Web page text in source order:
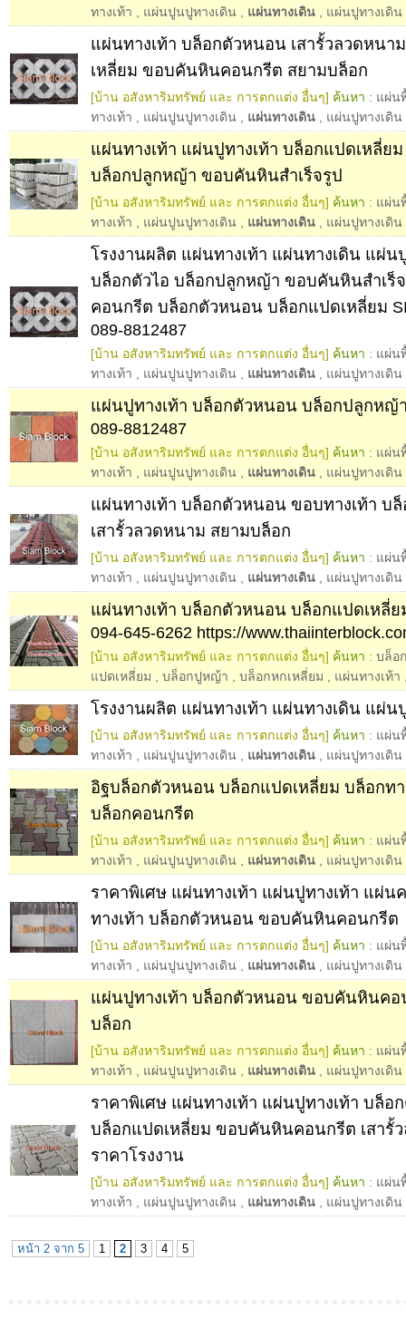
ทางเท้า
แผ่นปูนปูทางเดิน แผ่นทางเดิน แผ่นปูทางเดิน
แผ่นทางเท้า บล็อกตัวหนอน เสารั้วลวดหนา
เหลี่ยม ขอบคันหินคอนกรีต สยามบล็อก
[บ้าน อสังหาริมทรัพย์ และ การตกแต่ง อื่นๆ] ค้นหา : แผ่น
ทางเท้า
แผ่นปูนปูทางเดิน แผ่นทางเดิน แผ่นปูทางเดิน
แผ่นทางเท้า แผ่นปูทางเท้า บล็อกแปดเหลี่ย
บล็อกปลูกหญ้า ขอบคันหินสำเร็จรูป
[บ้าน อสังหาริมทรัพย์ และ การตกแต่ง อื่นๆ] ค้นหา : แผ่น
ทางเท้า
แผ่นปูนปูทางเดิน แผ่นทางเดิน แผ่นปูทางเดิน
โรงงานผลิต แผ่นทางเท้า แผ่นทางเดิน แผ่น
บล็อกตัวไอ บล็อกปลูกหญ้า ขอบคันหินสำเร็
คอนกรีต บล็อกตัวหนอน บล็อกแปดเหลี่ยม
089-8812487
[บ้าน อสังหาริมทรัพย์ และ การตกแต่ง อื่นๆ] ค้นหา : แผ่น
ทางเท้า
แผ่นปูนปูทางเดิน แผ่นทางเดิน แผ่นปูทางเดิน
แผ่นปูทางเท้า บล็อกตัวหนอน บล็อกปลูกหญ้
089-8812487
[บ้าน อสังหาริมทรัพย์ และ การตกแต่ง อื่นๆ] ค้นหา : แผ่น
ทางเท้า
แผ่นปูนปูทางเดิน แผ่นทางเดิน แผ่นปูทางเดิน
แผ่นทางเท้า บล็อกตัวหนอน ขอบทางเท้า บ
เสารั้วลวดหนาม สยามบล็อก
[บ้าน อสังหาริมทรัพย์ และ การตกแต่ง อื่นๆ] ค้นหา : แผ่น
ทางเท้า
แผ่นปูนปูทางเดิน แผ่นทางเดิน แผ่นปูทางเดิน
แผ่นทางเท้า บล็อกตัวหนอน บล็อกแปดเหลี่
094-645-6262 https://
[บ้าน อสังหาริมทรัพย์ และ การตกแต่ง อื่นๆ] ค้นหา : บล็อ
แปดเหลี่ยม
บล็อกปูหญ้า บล็อกหกเหลี่ยม แผ่นทางเท้า
โรงงานผลิต แผ่นทางเท้า แผ่นทางเดิน แผ่น
[บ้าน อสังหาริมทรัพย์ และ การตกแต่ง อื่นๆ] ค้นหา : แผ่น
ทางเท้า
แผ่นปูนปูทางเดิน แผ่นทางเดิน แผ่นปูทางเดิน
อิฐบล็อกตัวหนอน บล็อกแปดเหลี่ยม บล็อกทา
บล็อกคอนกรีต
[บ้าน อสังหาริมทรัพย์ และ การตกแต่ง อื่นๆ] ค้นหา : แผ่น
ทางเท้า
แผ่นปูนปูทางเดิน แผ่นทางเดิน แผ่นปูทางเดิน
ราคาพิเศษ แผ่นทางเท้า แผ่นปูทางเท้า แผ่น
ทางเท้า บล็อกตัวหนอน ขอบคันหินคอนกรีต
[บ้าน อสังหาริมทรัพย์ และ การตกแต่ง อื่นๆ] ค้นหา : แผ่น
ทางเท้า
แผ่นปูนปูทางเดิน แผ่นทางเดิน แผ่นปูทางเดิน
แผ่นปูทางเท้า บล็อกตัวหนอน ขอบคันหินคอ
บล็อก
[บ้าน อสังหาริมทรัพย์ และ การตกแต่ง อื่นๆ] ค้นหา : แผ่น
ทางเท้า
แผ่นปูนปูทางเดิน แผ่นทางเดิน แผ่นปูทางเดิน
ราคาพิเศษ แผ่นทางเท้า แผ่นปูทางเท้า บล็อ
บล็อกแปดเหลี่ยม ขอบคันหินคอนกรีต เสารั้
ราคาโรงงาน
[บ้าน อสังหาริมทรัพย์ และ การตกแต่ง อื่นๆ] ค้นหา : แผ่น
ทางเท้า
แผ่นปูนปูทางเดิน แผ่นทางเดิน แผ่นปูทางเดิน
หน้า 2 จาก 5 1 2 3 4 5